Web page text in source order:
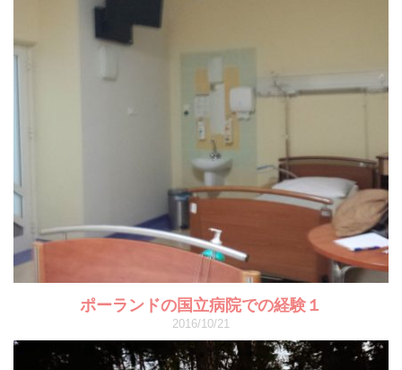
ポーランドの国立病院での経験１
2016/10/21